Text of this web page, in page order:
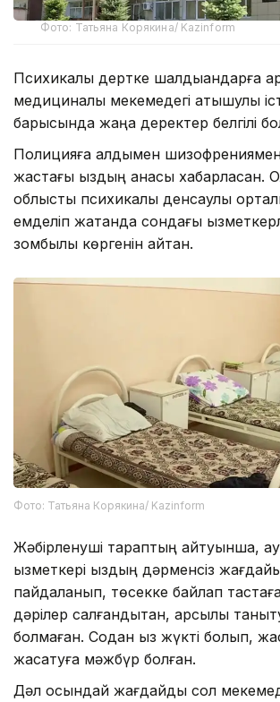
Фото: Татьяна Корякина/ Kazinform
Психикалық дертке шалдыққандарға
медициналық мекемедегі атышулы
барысында жаңа деректер белгілі
Полицияға алдымен
жастағы қыздың анасы хабарласқан.
облыстық психикалық денсаулық
емделіп жатқанда сондағы
зомбылық көргенін айтқан.
Фото: Татьяна Корякина/ Kazinform
Жәбірленуші тараптың айтуынша,
қызметкері қыздың дәрменсіз
пайдаланып, төсекке байлап
дәрілер салғандықтан, қарсылық
болмаған. Содан қыз жүкті болып,
жасатуға мәжбүр болған.
Дәл осындай жағдайды сол